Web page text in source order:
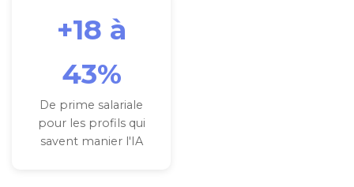
+18 à
43%
De prime salariale
pour les profils qui
savent manier l'IA